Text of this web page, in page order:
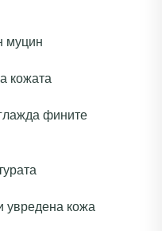
муцин
кожата
фините
увредена кожа